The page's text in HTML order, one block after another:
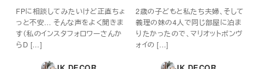
FPに相談してみたいけど正直ちょ
っと不安… そんな声をよく聞きま
す（私のインスタフォロワーさんか
らD […]
2歳の子どもと私たち夫婦、そして
義理の妹の4人で同じ部屋に泊ま
りたかったので、マリオットボンヴ
ォイの […]